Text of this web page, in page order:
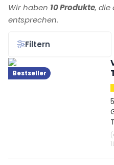
Wir haben 10 Produkte, die
entsprechen.
Filtern
Bestseller
(